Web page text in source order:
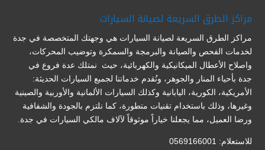
مراكز الطرق السريعة لصيانة السيارات
مراكز الطرق السريعة لصيانة السيارات هي وجهتك المتخصصة في جدة
لخدمات الفحص والصيانة والبرمجة والسمكرة وتوضيب المحركات،
واصلاح الأعطال الميكانيكية والكهربائية، حيث نمتلك عدة فروع في
جدة بأحياء المنار والجوهر، ونُقدم خدماتنا لجميع السيارات الحديثة:
الأمريكية، الكورية، اليابانية وكذلك السيارات الألمانية والأوربية والصينية
وغيرها، وذلك باستخدام تقنيات متطورة، كما نلتزم بالجودة والشفافية
ورضا العميل، مما يجعلنا خياراً موثوقاً لآلاف مالكي السيارات في جدة.
للاستعلام: 0569166001